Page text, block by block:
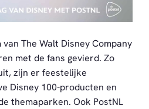
The Walt Disney Company
met de fans gevierd. Zo
zijn er feestelijke
Disney 100-producten en
themaparken. Ook PostNL